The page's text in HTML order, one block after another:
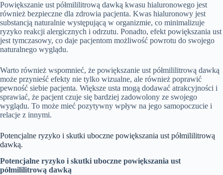
Powiększanie ust półmililitrową dawką kwasu hialuronowego jest
również bezpieczne dla zdrowia pacjenta. Kwas hialuronowy jest
substancją naturalnie występującą w organizmie, co minimalizuje
ryzyko reakcji alergicznych i odrzutu. Ponadto, efekt powiększania ust
jest tymczasowy, co daje pacjentom możliwość powrotu do swojego
naturalnego wyglądu.
Warto również wspomnieć, że powiększanie ust półmililitrową dawką
może przynieść efekty nie tylko wizualne, ale również poprawić
pewność siebie pacjenta. Większe usta mogą dodawać atrakcyjności i
sprawiać, że pacjent czuje się bardziej zadowolony ze swojego
wyglądu. To może mieć pozytywny wpływ na jego samopoczucie i
relacje z innymi.
Potencjalne ryzyko i skutki uboczne powiększania ust półmililitrową
dawką.
Potencjalne ryzyko i skutki uboczne powiększania ust
półmililitrową dawką